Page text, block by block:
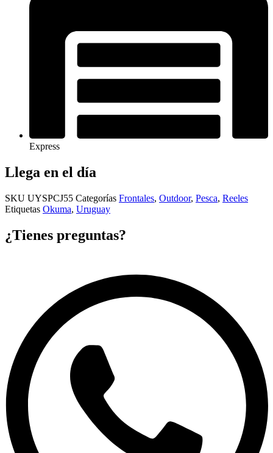
Express
Llega en el día
SKU UYSPCJ55 Categorías Frontales, Outdoor, Pesca, Reeles
Etiquetas Okuma, Uruguay
¿Tienes preguntas?